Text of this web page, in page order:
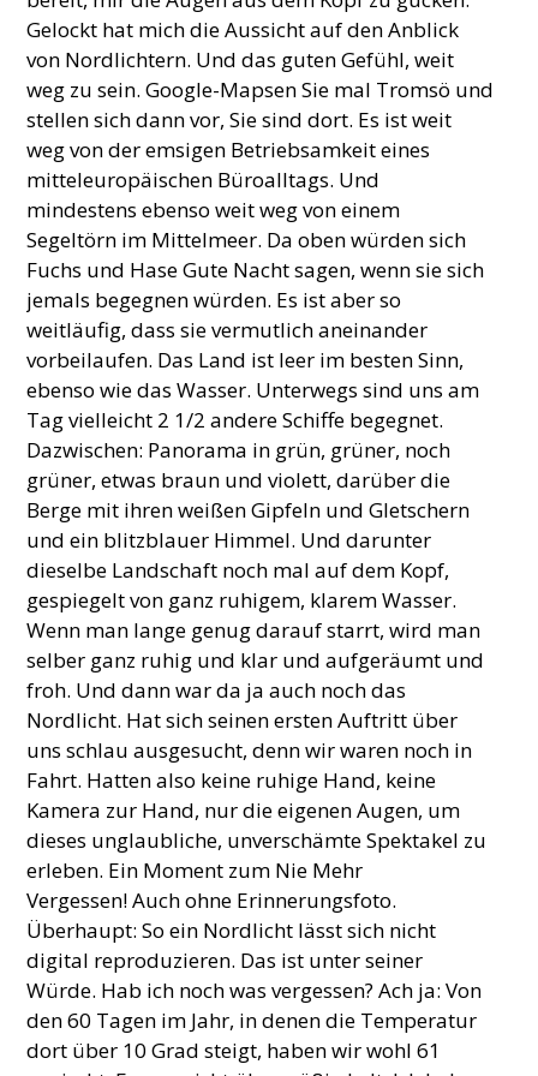
Gelockt hat mich die Aussicht auf den Anblick
von Nordlichtern. Und das guten Gefühl, weit
weg zu sein. Google-Mapsen Sie mal Tromsö und
stellen sich dann vor, Sie sind dort. Es ist weit
weg von der emsigen Betriebsamkeit eines
mitteleuropäischen Büroalltags. Und
mindestens ebenso weit weg von einem
Segeltörn im Mittelmeer. Da oben würden sich
Fuchs und Hase Gute Nacht sagen, wenn sie sich
jemals begegnen würden. Es ist aber so
weitläufig, dass sie vermutlich aneinander
vorbeilaufen. Das Land ist leer im besten Sinn,
ebenso wie das Wasser. Unterwegs sind uns am
Tag vielleicht 2 1/2 andere Schiffe begegnet.
Dazwischen: Panorama in grün, grüner, noch
grüner, etwas braun und violett, darüber die
Berge mit ihren weißen Gipfeln und Gletschern
und ein blitzblauer Himmel. Und darunter
dieselbe Landschaft noch mal auf dem Kopf,
gespiegelt von ganz ruhigem, klarem Wasser.
Wenn man lange genug darauf starrt, wird man
selber ganz ruhig und klar und aufgeräumt und
froh. Und dann war da ja auch noch das
Nordlicht. Hat sich seinen ersten Auftritt über
uns schlau ausgesucht, denn wir waren noch in
Fahrt. Hatten also keine ruhige Hand, keine
Kamera zur Hand, nur die eigenen Augen, um
dieses unglaubliche, unverschämte Spektakel zu
erleben. Ein Moment zum Nie Mehr
Vergessen! Auch ohne Erinnerungsfoto.
Überhaupt: So ein Nordlicht lässt sich nicht
digital reproduzieren. Das ist unter seiner
Würde. Hab ich noch was vergessen? Ach ja: Von
den 60 Tagen im Jahr, in denen die Temperatur
dort über 10 Grad steigt, haben wir wohl 61